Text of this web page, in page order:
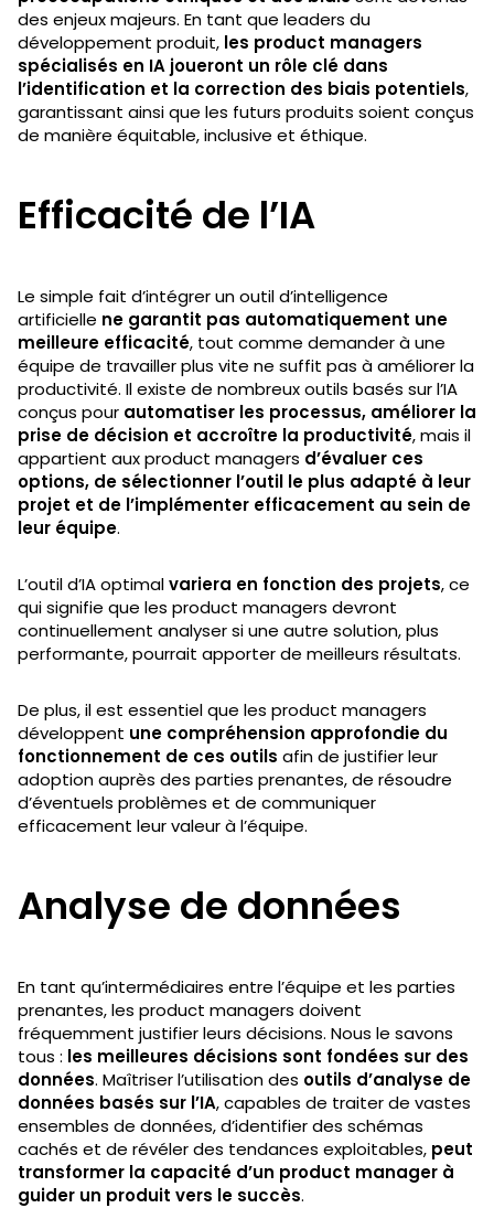
des enjeux majeurs. En tant que leaders du
développement produit, les product managers
spécialisés en IA joueront un rôle clé dans
l’identification et la correction des biais potentiels,
garantissant ainsi que les futurs produits soient conçus
de manière équitable, inclusive et éthique.
Efficacité de l’IA
Le simple fait d’intégrer un outil d’intelligence
artificielle ne garantit pas automatiquement une
meilleure efficacité, tout comme demander à une
équipe de travailler plus vite ne suffit pas à améliorer la
productivité. Il existe de nombreux outils basés sur l’IA
conçus pour automatiser les processus, améliorer la
prise de décision et accroître la productivité, mais il
appartient aux product managers d’évaluer ces
options, de sélectionner l’outil le plus adapté à leur
projet et de l’implémenter efficacement au sein de
leur équipe.
L’outil d’IA optimalvariera en fonction des projets, ce
qui signifie que les product managers devront
continuellement analyser si une autre solution, plus
performante, pourrait apporter de meilleurs résultats.
De plus, il est essentiel que les product managers
développent une compréhension approfondie du
fonctionnement de ces outils afin de justifier leur
adoption auprès des parties prenantes, de résoudre
d’éventuels problèmes et de communiquer
efficacement leur valeur à l’équipe.
Analyse de données
En tant qu’intermédiaires entre l’équipe et les parties
prenantes, les product managers doivent
fréquemment justifier leurs décisions. Nous le savons
tous : les meilleures décisions sont fondées sur des
données. Maîtriser l’utilisation des outils d’analyse de
données basés sur l’IA, capables de traiter de vastes
ensembles de données, d’identifier des schémas
cachés et de révéler des tendances exploitables, peut
transformer la capacité d’un product manager à
guider un produit vers le succès.